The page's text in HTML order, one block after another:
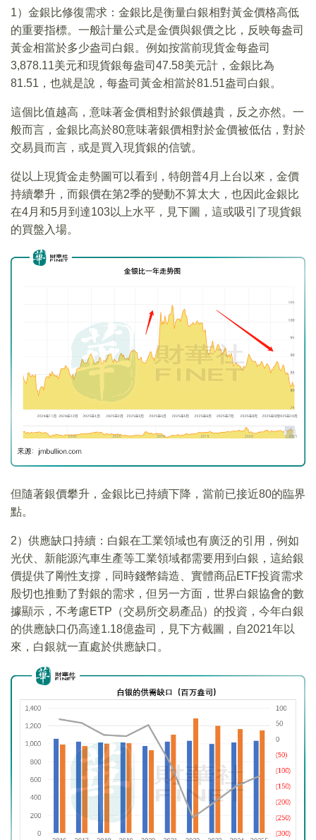
1）金銀比修復需求：金銀比是衡量白銀相對黃金價格高低
的重要指標。一般計量公式是金價與銀價之比，反映每盎司
黃金相當於多少盎司白銀。例如按當前現貨金每盎司
3,878.11美元和現貨銀每盎司47.58美元計，金銀比為
81.51，也就是說，每盎司黃金相當於81.51盎司白銀。
這個比值越高，意味著金價相對於銀價越貴，反之亦然。一
般而言，金銀比高於80意味著銀價相對於金價被低估，對於
交易員而言，或是買入現貨銀的信號。
從以上現貨金走勢圖可以看到，特朗普4月上台以來，金價
持續攀升，而銀價在第2季的變動不算太大，也因此金銀比
在4月和5月到達103以上水平，見下圖，這或吸引了現貨銀
的買盤入場。
但隨著銀價攀升，金銀比已持續下降，當前已接近80的臨界
點。
2）供應缺口持續：白銀在工業領域也有廣泛的引用，例如
光伏、新能源汽車生產等工業領域都需要用到白銀，這給銀
價提供了剛性支撐，同時錢幣鑄造、實體商品ETF投資需求
殷切也推動了對銀的需求，但另一方面，世界白銀協會的數
據顯示，不考慮ETP（交易所交易產品）的投資，今年白銀
的供應缺口仍高達1.18億盎司，見下方截圖，自2021年以
來，白銀就一直處於供應缺口。